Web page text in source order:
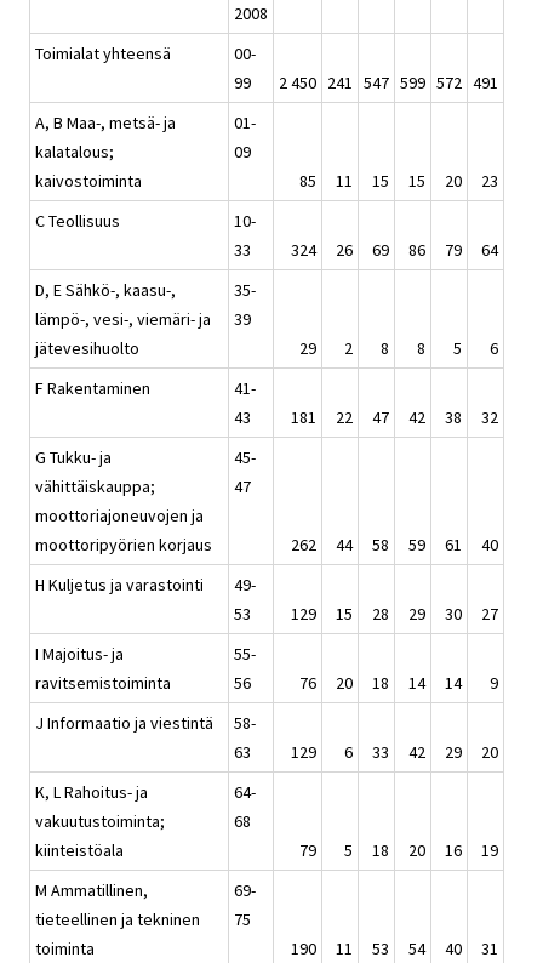
2008
Toimialat yhteensä
00-
99
2 450 241 547 599 572 491
A, B Maa-, metsä- ja
kalatalous;
kaivostoiminta
01-
09
85
11 15 15 20
23
C Teollisuus
10-
33
324 26 69 86 79
64
D, E Sähkö-, kaasu-,
lämpö-, vesi-, viemäri- ja
jätevesihuolto
35-
39
29
2 8 8 5
6
F Rakentaminen
41-
43
181 22 47 42 38
32
G Tukku- ja
vähittäiskauppa;
moottoriajoneuvojen ja
moottoripyörien korjaus
45-
47
262 44 58 59 61
40
H Kuljetus ja varastointi
49-
53
129 15 28 29 30
27
I Majoitus- ja
ravitsemistoiminta
55-
56
76 20 18 14 14
9
J Informaatio ja viestintä
58-
63
129 6 33 42 29
20
K, L Rahoitus- ja
vakuutustoiminta;
kiinteistöala
64-
68
79
5 18 20 16
19
M Ammatillinen,
tieteellinen ja tekninen
toiminta
69-
75
190
11 53 54 40 31